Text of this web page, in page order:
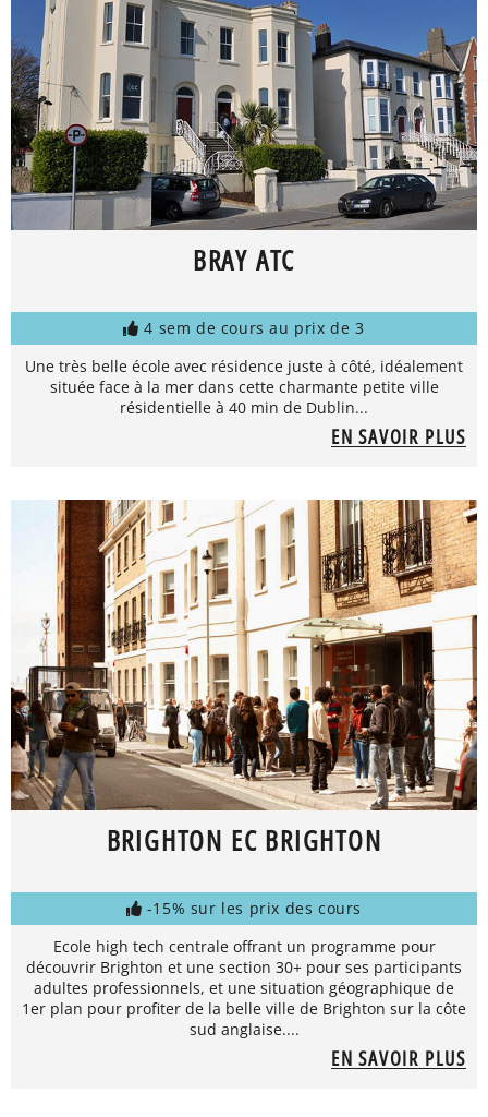
BRAY ATC
4 sem de cours au prix de 3
Une très belle école avec résidence juste à côté, idéalement
située face à la mer dans cette charmante petite ville
résidentielle à 40 min de Dublin...
EN SAVOIR PLUS
BRIGHTON EC BRIGHTON
-15% sur les prix des cours
Ecole high tech centrale offrant un programme pour
découvrir Brighton et une section 30+ pour ses participants
adultes professionnels, et une situation géographique de
1er plan pour profiter de la belle ville de Brighton sur la côte
sud anglaise....
EN SAVOIR PLUS